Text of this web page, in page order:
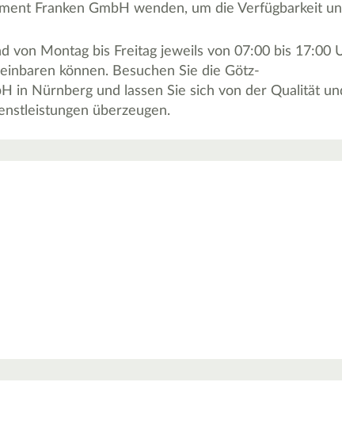
Franken GmbH wenden, um die Verfügbarkeit
von Montag bis Freitag jeweils von 07:00 bis 17:00
können. Besuchen Sie die Götz-
in Nürnberg und lassen Sie sich von der Qualität
überzeugen.